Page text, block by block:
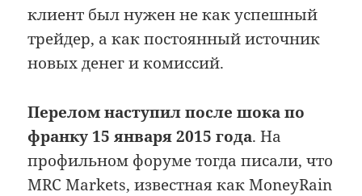
клиент был нужен не как успешный
трейдер, а как постоянный источник
новых денег и комиссий.
Перелом наступил после шока по
франку 15 января 2015 года. На
профильном форуме тогда писали, что
MRC Markets, известная как MoneyRain